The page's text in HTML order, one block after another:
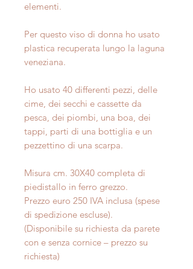
elementi.
Per questo viso di donna ho usato
plastica recuperata lungo la laguna
veneziana.
Ho usato 40 differenti pezzi, delle
cime, dei secchi e cassette da
pesca, dei piombi, una boa, dei
tappi, parti di una bottiglia e un
pezzettino di una scarpa.
Misura cm. 30X40 completa di
piedistallo in ferro grezzo.
Prezzo euro 250 IVA inclusa (spese
di spedizione escluse).
(Disponibile su richiesta da parete
con e senza cornice – prezzo su
richiesta)